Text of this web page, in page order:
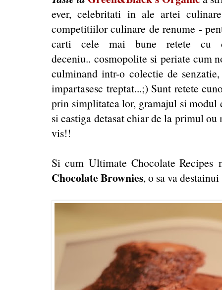
ever, celebritati in ale artei
competitiilor culinare de renume -
carti cele mai bune retete cu
deceniu.. cosmopolite si periate cum
culminand intr-o colectie de
impartasesc treptat...;) Sunt retete
prin simplitatea lor, gramajul si modul
si castiga detasat chiar de la primul
vis!!
Si cum Ultimate Chocolate Recipes
Chocolate Brownies, o sa va